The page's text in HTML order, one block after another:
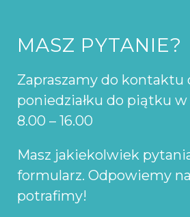
MASZ PYTANIE?
Zapraszamy do kontaktu
poniedziałku do piątku
8.00 – 16.00
Masz jakiekolwiek
formularz. Odpowiemy
potrafimy!